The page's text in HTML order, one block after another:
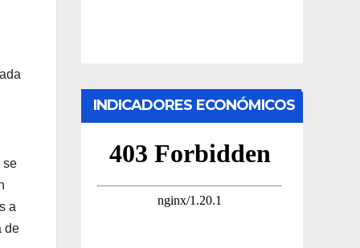
se
a
de
INDICADORES ECONÓMICOS